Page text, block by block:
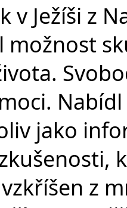
v Ježíši z
jako
vzkříšen z